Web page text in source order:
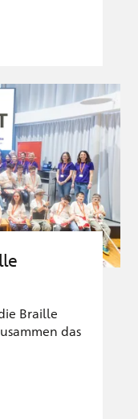
Braille
das